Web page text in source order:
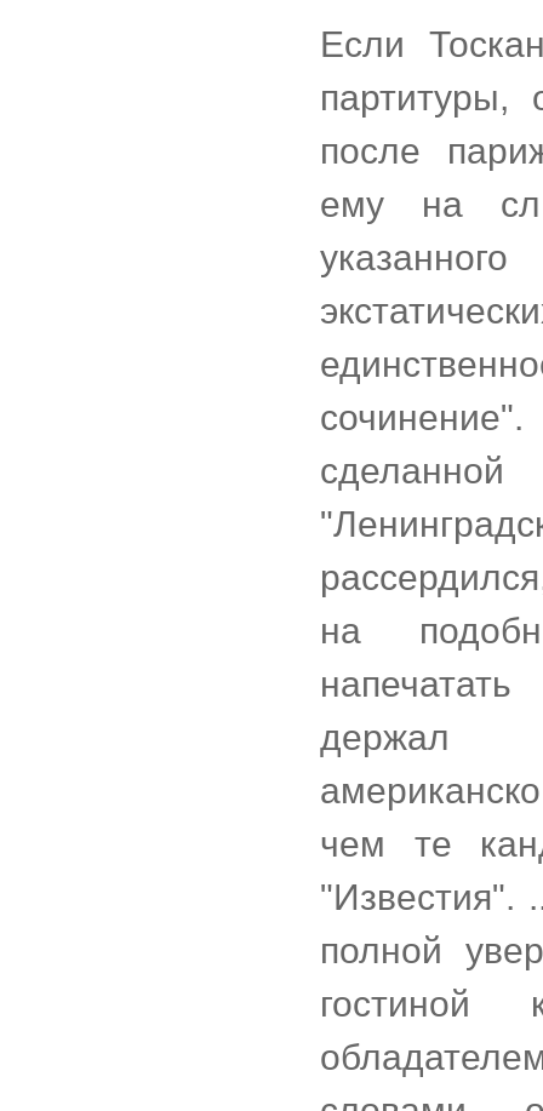
Если
партитуры,
после
ему на
на
держал
чем те
"Известия".
полной
гостиной